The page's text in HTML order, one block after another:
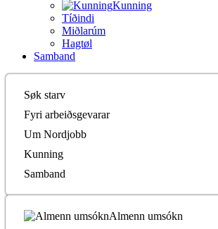
Kunning
Tíðindi
Miðlarúm
Hagtøl
Samband
Søk starv
Fyri arbeiðsgevarar
Um Nordjobb
Kunning
Samband
Almenn umsókn